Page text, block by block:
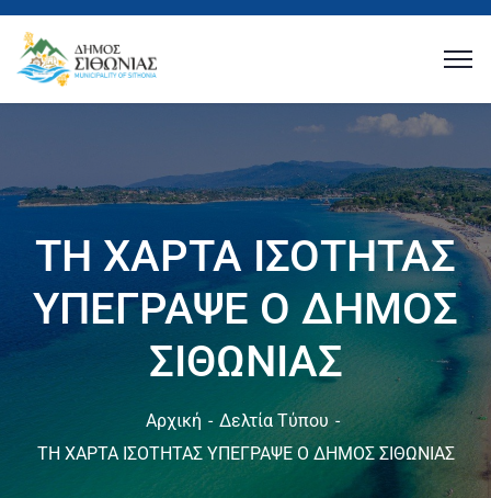
ΤΗ ΧΑΡΤΑ ΙΣΟΤΗΤΑΣ
ΥΠΕΓΡΑΨΕ Ο ΔΗΜΟΣ
ΣΙΘΩΝΙΑΣ
Αρχική
Δελτία Τύπου
ΤΗ ΧΑΡΤΑ ΙΣΟΤΗΤΑΣ ΥΠΕΓΡΑΨΕ Ο ΔΗΜΟΣ ΣΙΘΩΝΙΑΣ